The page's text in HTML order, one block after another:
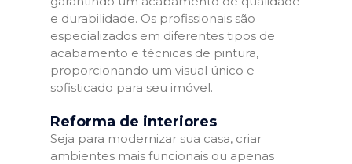
e durabilidade. Os profissionais são
especializados em diferentes tipos de
acabamento e técnicas de pintura,
proporcionando um visual único e
sofisticado para seu imóvel.
Reforma de interiores
Seja para modernizar sua casa, criar
ambientes mais funcionais ou apenas